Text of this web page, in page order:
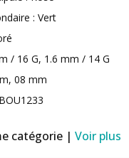
: Vert
/ 16 G, 1.6 mm / 14 G
08 mm
catégorie | Voir plus